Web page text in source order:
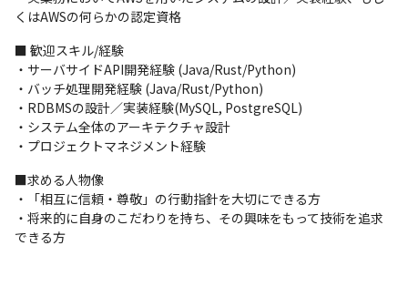
頼られるパートナー。
くはAWSの何らかの認定資格
■ 歓迎スキル/経験
・サーバサイドAPI開発経験 (Java/Rust/Python)
・バッチ処理開発経験 (Java/Rust/Python)
・RDBMSの設計／実装経験(MySQL, PostgreSQL)
・システム全体のアーキテクチャ設計
・プロジェクトマネジメント経験
■求める人物像
・「相互に信頼・尊敬」の行動指針を大切にできる方
・将来的に自身のこだわりを持ち、その興味をもって技術を追求
できる方